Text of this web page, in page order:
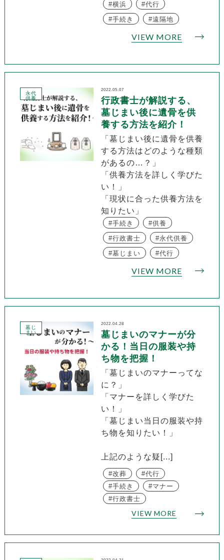
横浜
代行
手続き
遠隔地
VIEW MORE
永代
供養
2022.05.07
行政書士が解説する、
墓じまい後に遺骨を供
養する方法を紹介！
「墓じまい後に遺骨を供養
する方法はどのような種類
があるの…？」
「供養方法を詳しく学びた
い！」
「現状に合った供養方法を
知りたい」
手続き
供養
行政書士
永代供養
墓じまい
代行
VIEW MORE
墓じ
まい
2022.04.28
墓じまいのマナーが分
かる！当日の服装や持
ち物を把握！
「墓じまいのマナーってな
に？」
「マナーを詳しく学びた
い！」
「墓じまい当日の服装や持
ち物を知りたい！」
上記のような疑[...]
改葬
代行
手続き
マナー
行政書士
VIEW MORE